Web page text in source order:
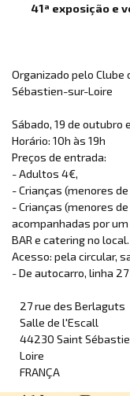
41ª exposição e
Organizado pelo
Sébastien-sur-Loire
Sábado, 19 de outubro
Horário: 10h às 19h
Preços de entrada:
- Adultos 4€,
- Crianças (menores
- Crianças (menores
acompanhadas por
BAR e catering no local.
Acesso: pela circular,
- De autocarro, linha 27
27 rue des Berlaguts
Salle de l'Escall
44230 Saint
Loire
FRANÇA